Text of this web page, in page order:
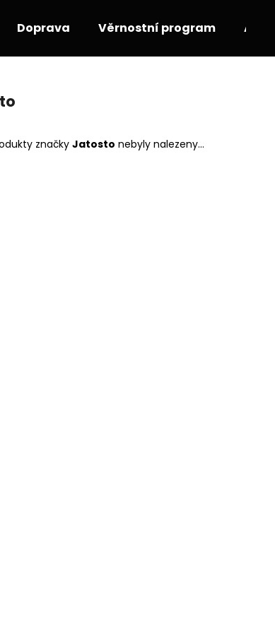
Doprava Věrnostní program
značkyJatosto nebyly nalezeny...